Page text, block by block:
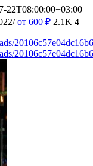
22T08:00:00+03:00
от 600 ₽ 2.1K 4